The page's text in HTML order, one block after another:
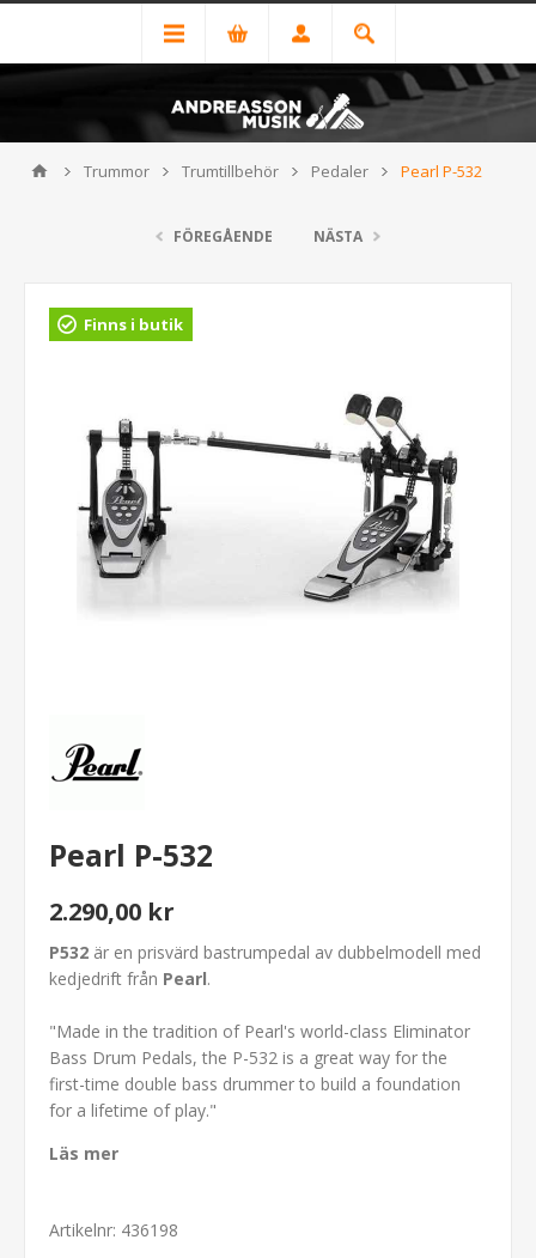
Trummor Trumtillbehör Pedaler Pearl P-532
FÖREGÅENDE NÄSTA
Finns i butik
Pearl P-532
2.290,00 kr
P532 är en prisvärd bastrumpedal av dubbelmodell med
kedjedrift från Pearl.
"Made in the tradition of Pearl's world-class Eliminator
Bass Drum Pedals, the P-532 is a great way for the
first-time double bass drummer to build a foundation
for a lifetime of play."
Läs mer
Artikelnr: 436198